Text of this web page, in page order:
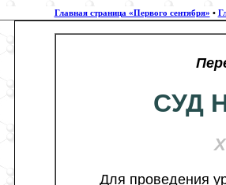
Главная страница «Первого сентября» •
СУД
Для проведения